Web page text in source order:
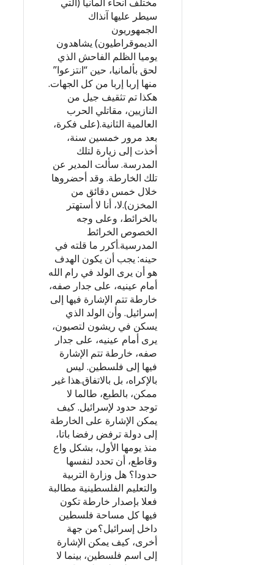
مختلف أنحاء ألمانيا (التي
سيطر عليها آنذاك
الجمهوريون
الديموقراطيون) يشاهدون
يوميا الظلم الفاحش الذي
لحق بألمانيا، حين “انتزعوا”
منها إربا إربا من كل الجهات.
هكذا تم تثقيف جيل من
النازيين، مقاتلي الحرب
العالمية الثانية.(على فكرة،
بعد مرور خمسين سنة،
أخذت إلى زيارة لتلك
المدرسة. سألت المدير عن
تلك الخارطة. وقد أحضروها
خلال خمس دقائق من
المخزن).لا، أنا لا أستهتر
بالخرائط، وعلى وجه
الخصوص الخرائط
المدرسية.أكرر ما قلته في
حينه: يجب أن يكون الهدف
هو أن يرى الولد في رام الله
أمام عينيه، على جدار صفه،
خارطة تتم الإشارة فيها إلى
إسرائيل. وأن الولد الذي
يسكن في ريشون لتصيون،
يرى أمام عينيه، على جدار
صفه، خارطة تتم الإشارة
فيها إلى فلسطين. ليس
بالإكراه، بل بالاتفاق.هذا غير
ممكن، بالطبع، طالما لا
توجد حدود لإسرائيل. كيف
يمكن الإشارة على الخارطة
إلى دولة ترفض رفضا باتا،
منذ يومها الأول، بشكل واع
وقاطع، أن تحدد لنفسها
حدودا؟ هل وزارة التربية
والتعليم الفلسطينية مطالبة
فعلا بإصدار خارطة تكون
فيها كل مساحة فلسطين
داخل إسرائيل؟من جهة
أخرى، كيف يمكن الإشارة
إلى اسم فلسطين، بينما لا